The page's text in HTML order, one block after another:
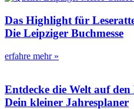
Das Highlight für
Die Leipziger Buchmesse
erfahre mehr »
Entdecke die Welt auf den
Dein kleiner Jahresplaner